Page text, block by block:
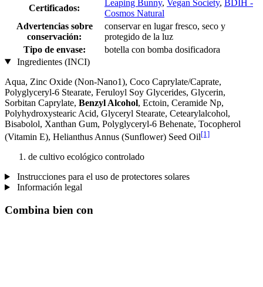
Certificados:
Leaping Bunny, Vegan Society, BDIH -
Cosmos Natural
Advertencias sobre
conservación:
conservar en lugar fresco, seco y
protegido de la luz
Tipo de envase:
botella con bomba dosificadora
Ingredientes (INCI)
Aqua, Zinc Oxide (Non-Nano1), Coco Caprylate/Caprate,
Polyglyceryl-6 Stearate, Feruloyl Soy Glycerides, Glycerin,
Sorbitan Caprylate, Benzyl Alcohol, Ectoin, Ceramide Np,
Polyhydroxystearic Acid, Glyceryl Stearate, Cetearylalcohol,
Bisabolol, Xanthan Gum, Polyglyceryl-6 Behenate, Tocopherol
(Vitamin E), Helianthus Annus (Sunflower) Seed Oil[1]
de cultivo ecológico controlado
Instrucciones para el uso de protectores solares
Información legal
Combina bien con